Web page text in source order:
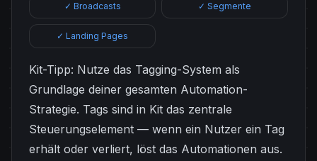
✓ Broadcasts ✓ Segmente
✓ Landing Pages
Kit-Tipp: Nutze das Tagging-System als
Grundlage deiner gesamten Automation-
Strategie. Tags sind in Kit das zentrale
Steuerungselement — wenn ein Nutzer ein Tag
erhält oder verliert, löst das Automationen aus.